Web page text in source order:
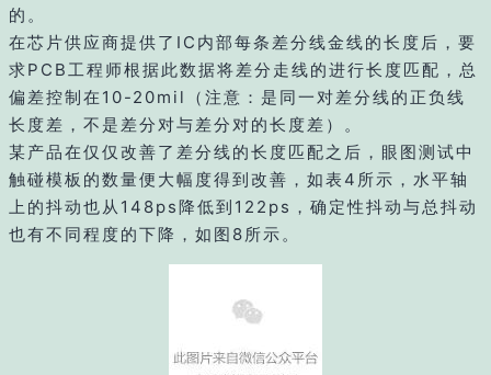
的。
在芯片供应商提供了IC内部每条差分线金线的长度后，要
求PCB工程师根据此数据将差分走线的进行长度匹配，总
偏差控制在10-20mil（注意：是同一对差分线的正负线
长度差，不是差分对与差分对的长度差）。
某产品在仅仅改善了差分线的长度匹配之后，眼图测试中
触碰模板的数量便大幅度得到改善，如表4所示，水平轴
上的抖动也从148ps降低到122ps，确定性抖动与总抖动
也有不同程度的下降，如图8所示。